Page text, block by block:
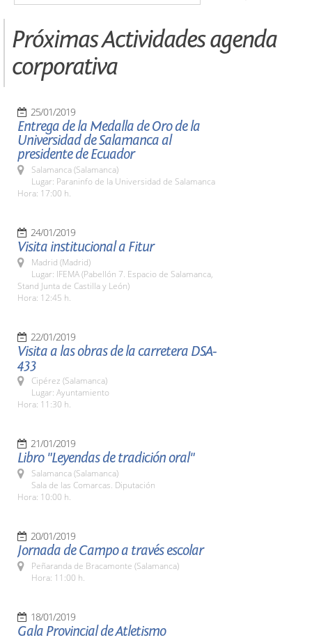
Próximas Actividades agenda
corporativa
25/01/2019
Entrega de la Medalla de Oro de la
Universidad de Salamanca al
presidente de Ecuador
Salamanca (Salamanca)
Lugar: Paraninfo de la Universidad de Salamanca
Hora: 17:00 h.
24/01/2019
Visita institucional a Fitur
Madrid (Madrid)
Lugar: IFEMA (Pabellón 7. Espacio de Salamanca,
Stand Junta de Castilla y León)
Hora: 12:45 h.
22/01/2019
Visita a las obras de la carretera DSA-
433
Cipérez (Salamanca)
Lugar: Ayuntamiento
Hora: 11:30 h.
21/01/2019
Libro "Leyendas de tradición oral"
Salamanca (Salamanca)
Sala de las Comarcas. Diputación
Hora: 10:00 h.
20/01/2019
Jornada de Campo a través escolar
Peñaranda de Bracamonte (Salamanca)
Hora: 11:00 h.
18/01/2019
Gala Provincial de Atletismo